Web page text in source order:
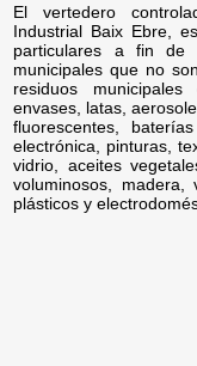
El vertedero
Industrial Baix Ebre,
particulares a fin de
municipales que no
residuos
envases, latas,
fluorescentes,
electrónica, pinturas,
vidrio, aceites
voluminosos, madera,
plásticos y